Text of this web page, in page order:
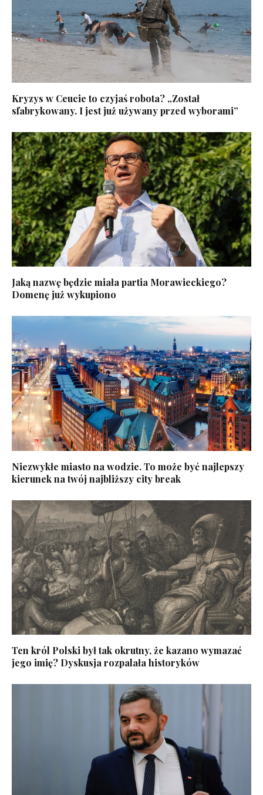
Kryzys w Ceucie to czyjaś robota? „Został
sfabrykowany. I jest już używany przed wyborami”
Jaką nazwę będzie miała partia Morawieckiego?
Domenę już wykupiono
Niezwykłe miasto na wodzie. To może być najlepszy
kierunek na twój najbliższy city break
Ten król Polski był tak okrutny, że kazano wymazać
jego imię? Dyskusja rozpalała historyków